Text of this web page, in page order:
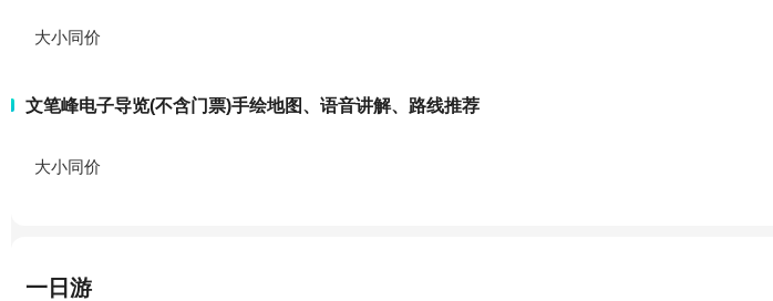
大小同价
文笔峰电子导览(不含门票)手绘地图、语音讲解、路线推荐
大小同价
一日游